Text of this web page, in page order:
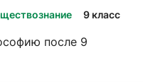
9 класс
после 9